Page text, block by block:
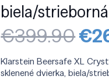
biela/strieborná
€399.90€
Klarstein Beersafe XL
sklenené dvierka, biela/